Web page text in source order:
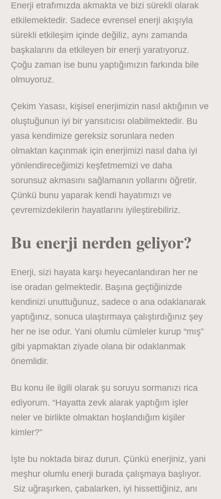
Enerji etrafımızda akmakta ve bizi sürekli olarak
etkilemektedir. Sadece evrensel enerji akışıyla
sürekli etkileşim içinde değiliz, aynı zamanda
başkalarını da etkileyen bir enerji yaratıyoruz.
Çoğu zaman ise bunu yaptığımızın farkında bile
olmuyoruz.
Çekim Yasası, kişisel enerjimizin nasıl aktığının ve
oluştuğunun iyi bir yansıtıcısı olabilmektedir. Bu
yasa kendimize gereksiz sorunlara neden
olmaktan kaçınmak için enerjimizi nasıl daha iyi
yönlendireceğimizi keşfetmemizi ve daha
sorunsuz akmasını sağlamanın yollarını öğretir.
Çünkü bunu yaparak kendi hayatımızı ve
çevremizdekilerin hayatlarını iyileştirebiliriz.
Bu enerji nerden geliyor?
Enerji, sizi hayata karşı heyecanlandıran her ne
ise oradan gelmektedir. Başına geçtiğinizde
kendinizi unuttuğunuz, sadece o ana odaklanarak
yaptığınız, sonuca ulaştırmaya çalıştırdığınız şey
her ne ise odur. Yani olumlu cümleler kurup “mış”
gibi yapmaktan ziyade olana bir odaklanmak
önemlidir.
Bu konu ile ilgili olarak şu soruyu sormanızı rica
ediyorum. “Hayatta zevk alarak yaptığım işler
neler ve birlikte olmaktan hoşlandığım kişiler
kimler?”
İşte bu noktada biraz durun. Çünkü enerjiniz, yani
meşhur olumlu enerji burada çalışmaya başlıyor.
Siz uğraşırken, çabalarken, iyi hissettiğiniz, anı